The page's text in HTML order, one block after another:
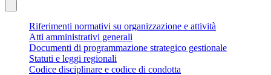
Riferimenti normativi su organizzazione e attività
Atti amministrativi generali
Documenti di programmazione strategico gestionale
Statuti e leggi regionali
Codice disciplinare e codice di condotta